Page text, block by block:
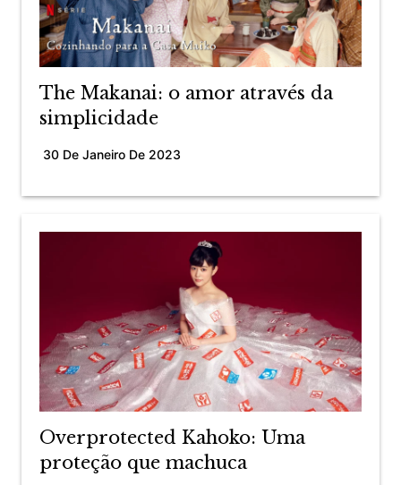
The Makanai: o amor através da
simplicidade
30 De Janeiro De 2023
Overprotected Kahoko: Uma
proteção que machuca